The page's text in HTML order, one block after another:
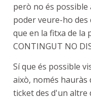
però no és
poder veure-ho des
que en la fitxa de la
CONTINGUT NO
Sí que és possible
això, només
ticket des d'un altre